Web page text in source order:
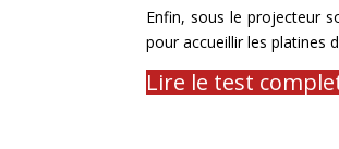
Enfin, sous le projecteur
pour accueillir les platines
Lire le test